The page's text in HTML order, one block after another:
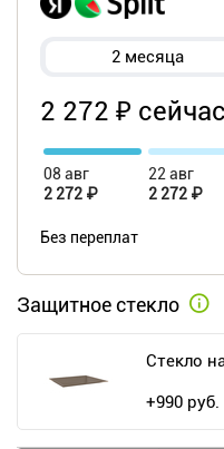
2 месяца
2 272 ₽ сейчас
08 авг
2 272 ₽
22 авг
2 272 ₽
Без переплат
Защитное стекло
Стекло
+990 руб.